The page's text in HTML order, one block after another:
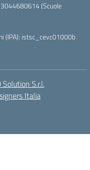
(Scuole
(IPA): istsc_cevc01000b
S.r.l.
Italia